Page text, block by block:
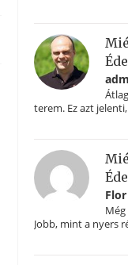
terem. Ez azt
Flor
Jobb, mint a nyers